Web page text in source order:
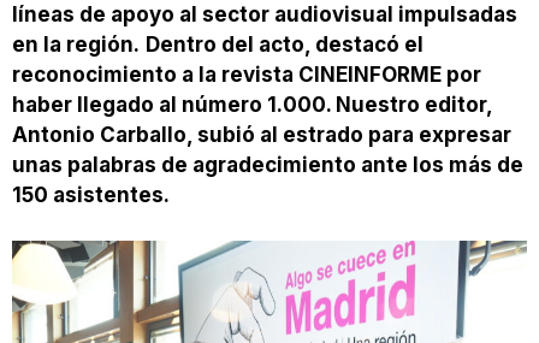
líneas de apoyo al sector audiovisual impulsadas
en la región. Dentro del acto, destacó el
reconocimiento a la revista CINEINFORME por
haber llegado al número 1.000. Nuestro editor,
Antonio Carballo, subió al estrado para expresar
unas palabras de agradecimiento ante los más de
150 asistentes.